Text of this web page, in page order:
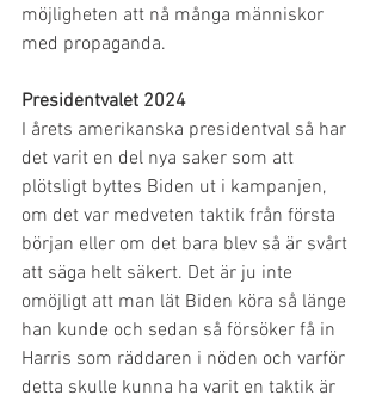
möjligheten att nå många människor
med propaganda.
Presidentvalet 2024
I årets amerikanska presidentval så har
det varit en del nya saker som att
plötsligt byttes Biden ut i kampanjen,
om det var medveten taktik från första
början eller om det bara blev så är svårt
att säga helt säkert. Det är ju inte
omöjligt att man lät Biden köra så länge
han kunde och sedan så försöker få in
Harris som räddaren i nöden och varför
detta skulle kunna ha varit en taktik är